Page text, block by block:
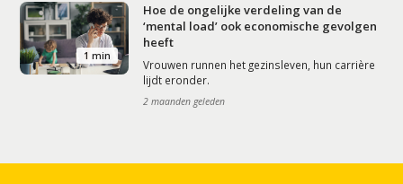
1 min
Hoe de ongelijke verdeling van de
‘mental load’ ook economische gevolgen
heeft
Vrouwen runnen het gezinsleven, hun carrière
lijdt eronder.
2 maanden geleden